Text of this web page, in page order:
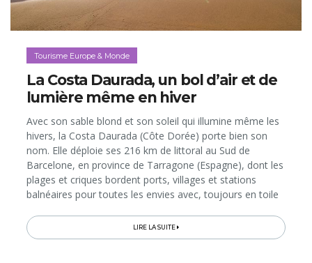
Tourisme Europe & Monde
La Costa Daurada, un bol d’air et de
lumière même en hiver
Avec son sable blond et son soleil qui illumine même les
hivers, la Costa Daurada (Côte Dorée) porte bien son
nom. Elle déploie ses 216 km de littoral au Sud de
Barcelone, en province de Tarragone (Espagne), dont les
plages et criques bordent ports, villages et stations
balnéaires pour toutes les envies avec, toujours en toile
décors...
LIRE LA SUITE